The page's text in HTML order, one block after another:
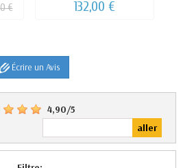
€ 132,00 €
Écrire un Avis
4,90/5